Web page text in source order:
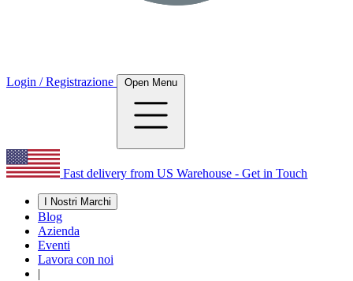
Login / Registrazione Open Menu
Fast delivery from US Warehouse - Get in Touch
I Nostri Marchi
Blog
Azienda
Eventi
Lavora con noi
|